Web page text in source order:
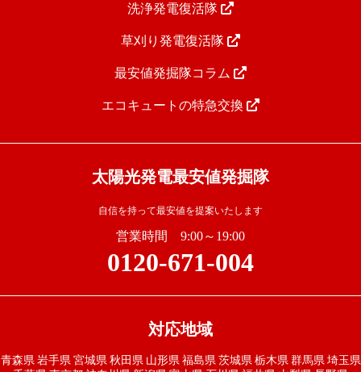
洗浄発電復活隊
草刈り発電復活隊
最安値発掘隊コラム
エコキュートの特急交換
太陽光発電最安値発掘隊
自信を持って最安値を提案いたします
営業時間 9:00～19:00
0120-671-004
対応地域
青森県 岩手県 宮城県 秋田県 山形県 福島県 茨城県 栃木県 群馬県 埼玉県